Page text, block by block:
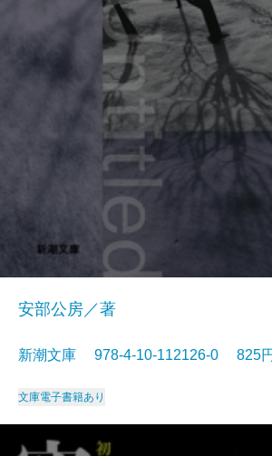
安部公房／著
新潮文庫 978-4-10-112126-0 825
文庫電子書籍あり